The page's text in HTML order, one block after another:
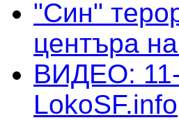
"Син"
центъра
ВИДЕО: 11-
LokoSF.info